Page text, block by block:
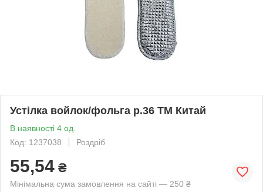
Устiлка войлок/фольга р.36 ТМ Китай
В наявності 4 од.
Код: 1237038
Роздріб
55,54 ₴
Мінімальна сума замовлення на сайті — 250 ₴